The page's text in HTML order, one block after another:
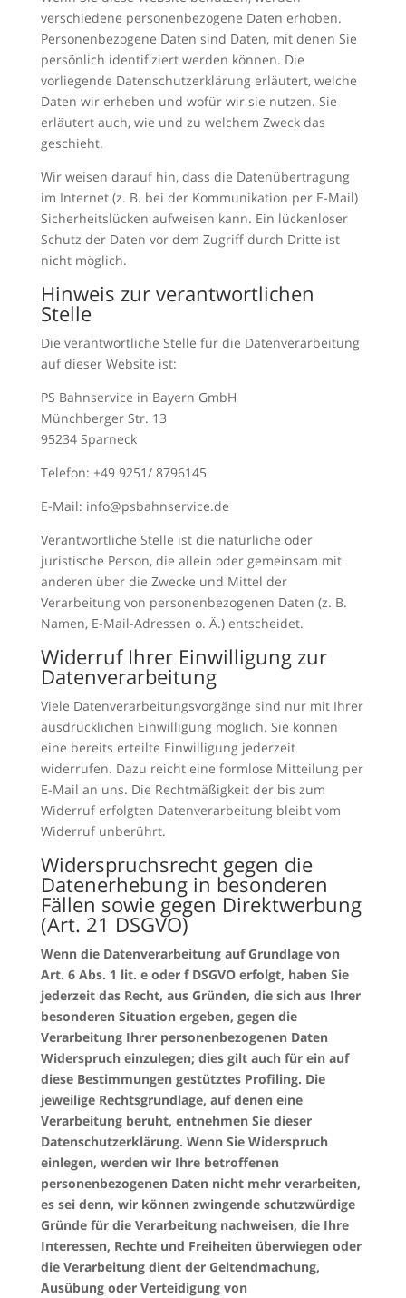
verschiedene personenbezogene Daten erhoben.
Personenbezogene Daten sind Daten, mit denen Sie
persönlich identifiziert werden können. Die
vorliegende Datenschutzerklärung erläutert, welche
Daten wir erheben und wofür wir sie nutzen. Sie
erläutert auch, wie und zu welchem Zweck das
geschieht.
Wir weisen darauf hin, dass die Datenübertragung
im Internet (z. B. bei der Kommunikation per E-Mail)
Sicherheitslücken aufweisen kann. Ein lückenloser
Schutz der Daten vor dem Zugriff durch Dritte ist
nicht möglich.
Hinweis zur verantwortlichen
Stelle
Die verantwortliche Stelle für die Datenverarbeitung
auf dieser Website ist:
PS Bahnservice in Bayern GmbH
Münchberger Str. 13
95234 Sparneck
Telefon: +49 9251/ 8796145
E-Mail: info@psbahnservice.de
Verantwortliche Stelle ist die natürliche oder
juristische Person, die allein oder gemeinsam mit
anderen über die Zwecke und Mittel der
Verarbeitung von personenbezogenen Daten (z. B.
Namen, E-Mail-Adressen o. Ä.) entscheidet.
Widerruf Ihrer Einwilligung zur
Datenverarbeitung
Viele Datenverarbeitungsvorgänge sind nur mit Ihrer
ausdrücklichen Einwilligung möglich. Sie können
eine bereits erteilte Einwilligung jederzeit
widerrufen. Dazu reicht eine formlose Mitteilung per
E-Mail an uns. Die Rechtmäßigkeit der bis zum
Widerruf erfolgten Datenverarbeitung bleibt vom
Widerruf unberührt.
Widerspruchsrecht gegen die
Datenerhebung in besonderen
Fällen sowie gegen Direktwerbung
(Art. 21 DSGVO)
Wenn die Datenverarbeitung auf Grundlage von
Art. 6 Abs. 1 lit. e oder f DSGVO erfolgt, haben Sie
jederzeit das Recht, aus Gründen, die sich aus Ihrer
besonderen Situation ergeben, gegen die
Verarbeitung Ihrer personenbezogenen Daten
Widerspruch einzulegen; dies gilt auch für ein auf
diese Bestimmungen gestütztes Profiling. Die
jeweilige Rechtsgrundlage, auf denen eine
Verarbeitung beruht, entnehmen Sie dieser
Datenschutzerklärung. Wenn Sie Widerspruch
einlegen, werden wir Ihre betroffenen
personenbezogenen Daten nicht mehr verarbeiten,
es sei denn, wir können zwingende schutzwürdige
Gründe für die Verarbeitung nachweisen, die Ihre
Interessen, Rechte und Freiheiten überwiegen oder
die Verarbeitung dient der Geltendmachung,
Ausübung oder Verteidigung von